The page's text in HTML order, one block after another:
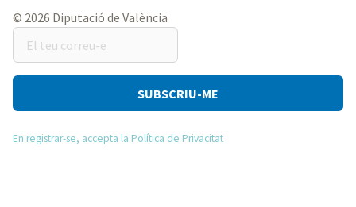
© 2026 Diputació de València
teu
correu-
En registrar-se, accepta la Política de Privacitat